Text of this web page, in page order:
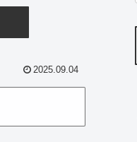
2025.09.04